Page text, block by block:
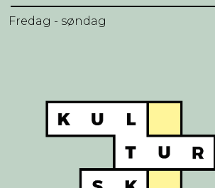
Fredag - søndag